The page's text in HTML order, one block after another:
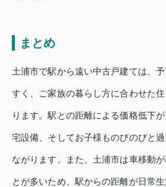
まとめ
土浦市で駅から遠い中古戸建ては、
すく、ご家族の暮らし方に合わせた
ります。駅との距離による価格低下
宅設備、そしてお子様ものびのびと
ながります。また、土浦市は車移動
とが多いため、駅からの距離が日常